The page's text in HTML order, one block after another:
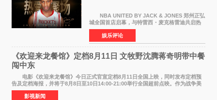
NBA UNITED BY JACK & JONES 郑州正弘
城全国首店启幕，与特雷西・麦克格雷迪共启热
爱 2026 年7 月21 日，
NBAUNITEDBYJACK&JONES 全国首店，于郑
州正弘城正式启幕。NBA 传奇球星
娱乐评论
《欢迎来龙餐馆》定档8月11日 文牧野沈腾蒋奇明带中餐
闯中东
电影《欢迎来龙餐馆》今日正式官宣定档8月11日全国上映，同时发布定档预
告及定档海报，并将于8月8日至10日14:00-21:00举行全国超前点映。作为战争美
食大片，影片讲述的是中国厨师徐福（沈腾
影视新闻